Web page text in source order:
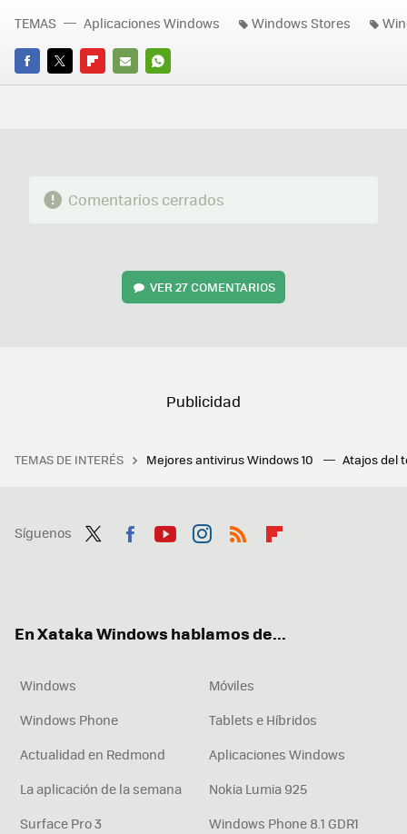
FACEBOOK
TWITTERFLIPBOARD
E-
WHATSAPP
TEMAS Aplicaciones Windows Windows Stores
Comentarios cerrados
VER27 COMENTARIOS
TEMAS DE INTERÉS Mejores antivirus Windows 10 Atajos del
Síguenos
En Xataka Windows hablamos de...
Windows
Móviles
Windows Phone
Tablets e Híbridos
Actualidad en Redmond
Aplicaciones Windows
La aplicación de la semana
Nokia Lumia 925
Surface Pro 3
Windows Phone 8.1 GDR1